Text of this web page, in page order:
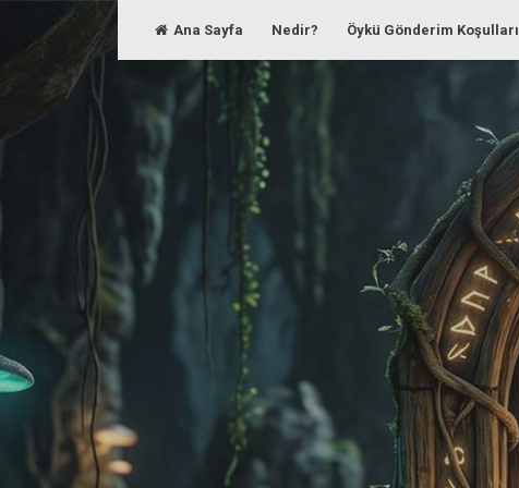
content
Ana Sayfa Nedir? Öykü Gönderim Koşulları